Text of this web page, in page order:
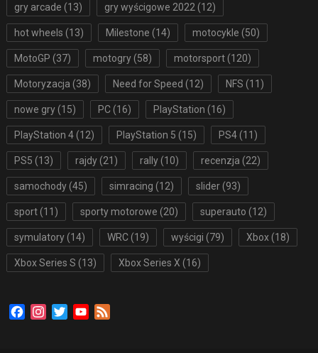
gry arcade (13) gry wyścigowe 2022 (12)
hot wheels (13) Milestone (14) motocykle (50)
MotoGP (37) motogry(58) motorsport(120)
Motoryzacja (38) Need for Speed (12) NFS (11)
nowe gry(15) PC (16) PlayStation (16)
PlayStation 4(12) PlayStation 5 (15) PS4(11)
PS5 (13) rajdy(21) rally(10) recenzja (22)
samochody(45) simracing (12) slider(93)
sport(11) sporty motorowe (20) superauto (12)
symulatory(14) WRC (19) wyścigi (79) Xbox(18)
Xbox Series S (13) Xbox Series X (16)
FacebookInstagramTwitterYouTube